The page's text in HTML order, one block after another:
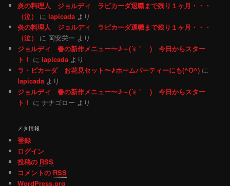
炎の料理人 ジョルディ ラピカーダ退職まで残り１ヶ月・・・
（泣）
にlapicada より
炎の料理人 ジョルディ ラピカーダ退職まで残り１ヶ月・・・
（泣）
に 岡安栄一 より
ジョルディ 春の新作メニュー〜♪～(´ε｀ ) 今日からスター
ト！ にlapicada より
ラ・ピカーダ お花見セット〜♪ホームパーティーにも(^O^) に
lapicada より
ジョルディ 春の新作メニュー〜♪～(´ε｀ ) 今日からスター
ト！ に ナナゴロー より
メタ情報
登録
ログイン
投稿の RSS
コメントの RSS
WordPress.org